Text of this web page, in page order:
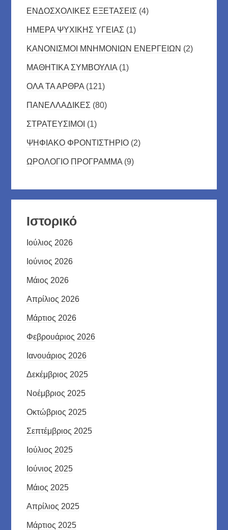
ΕΝΔΟΣΧΟΛΙΚΕΣ ΕΞΕΤΑΣΕΙΣ (4)
ΗΜΕΡΑ ΨΥΧΙΚΗΣ ΥΓΕΙΑΣ (1)
ΚΑΝΟΝΙΣΜΟΙ ΜΝΗΜΟΝΙΩΝ ΕΝΕΡΓΕΙΩΝ (2)
ΜΑΘΗΤΙΚΑ ΣΥΜΒΟΥΛΙΑ (1)
ΟΛΑ ΤΑ ΑΡΘΡΑ (121)
ΠΑΝΕΛΛΑΔΙΚΕΣ (80)
ΣΤΡΑΤΕΥΣΙΜΟΙ (1)
ΨΗΦΙΑΚΟ ΦΡΟΝΤΙΣΤΗΡΙΟ (2)
ΩΡΟΛΟΓΙΟ ΠΡΟΓΡΑΜΜΑ (9)
Ιστορικό
Ιούλιος 2026
Ιούνιος 2026
Μάιος 2026
Απρίλιος 2026
Μάρτιος 2026
Φεβρουάριος 2026
Ιανουάριος 2026
Δεκέμβριος 2025
Νοέμβριος 2025
Οκτώβριος 2025
Σεπτέμβριος 2025
Ιούλιος 2025
Ιούνιος 2025
Μάιος 2025
Απρίλιος 2025
Μάρτιος 2025